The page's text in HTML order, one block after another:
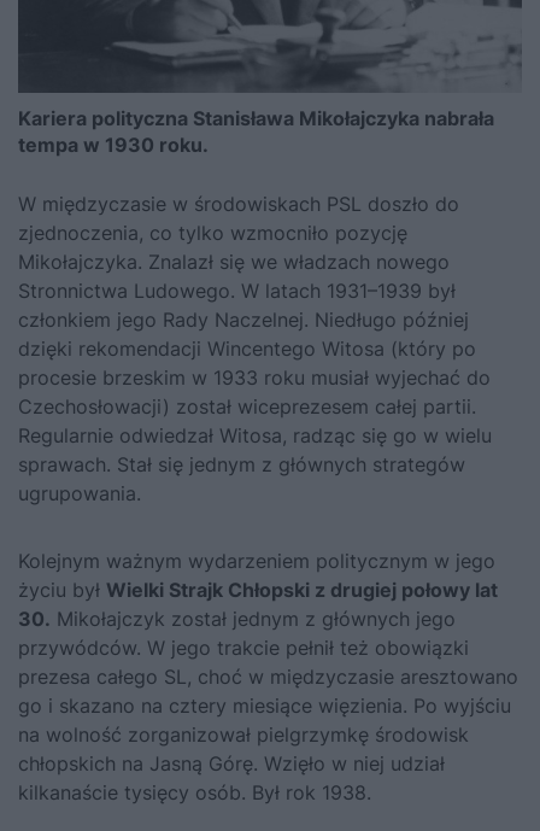
Kariera polityczna Stanisława Mikołajczyka nabrała
tempa w 1930 roku.
W międzyczasie w środowiskach PSL doszło do
zjednoczenia, co tylko wzmocniło pozycję
Mikołajczyka. Znalazł się we władzach nowego
Stronnictwa Ludowego. W latach 1931–1939 był
członkiem jego Rady Naczelnej. Niedługo później
dzięki rekomendacji Wincentego Witosa (który po
procesie brzeskim w 1933 roku musiał wyjechać do
Czechosłowacji) został wiceprezesem całej partii.
Regularnie odwiedzał Witosa, radząc się go w wielu
sprawach. Stał się jednym z głównych strategów
ugrupowania.
Kolejnym ważnym wydarzeniem politycznym w jego
życiu był Wielki Strajk Chłopski z drugiej połowy lat
30. Mikołajczyk został jednym z głównych jego
przywódców. W jego trakcie pełnił też obowiązki
prezesa całego SL, choć w międzyczasie aresztowano
go i skazano na cztery miesiące więzienia. Po wyjściu
na wolność zorganizował pielgrzymkę środowisk
chłopskich na Jasną Górę. Wzięło w niej udział
kilkanaście tysięcy osób. Był rok 1938.